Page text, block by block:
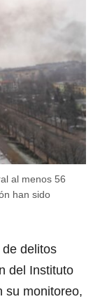
al menos 56
han sido
delitos
del Instituto
su monitoreo,